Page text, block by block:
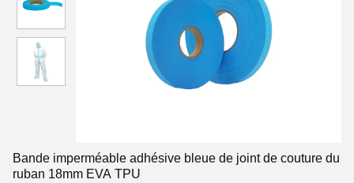
Bande imperméable adhésive bleue de joint de couture du
ruban 18mm EVA TPU